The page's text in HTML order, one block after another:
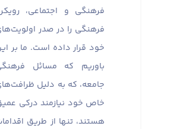
فرهنگی و اجتماعی،
فرهنگی را در صدر
خود قرار داده است. ما بر
باوریم که مسائل
جامعه، که به دلیل
خاص خود نیازمند درکی
هستند، تنها از طریق